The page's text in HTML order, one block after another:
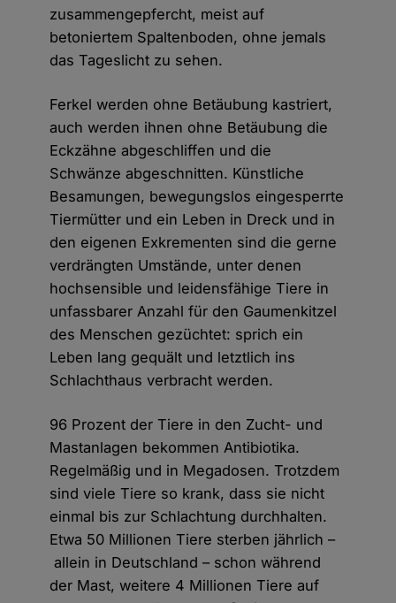
zusammengepfercht, meist auf
betoniertem Spaltenboden, ohne jemals
das Tageslicht zu sehen.
Ferkel werden ohne Betäubung kastriert,
auch werden ihnen ohne Betäubung die
Eckzähne abgeschliffen und die
Schwänze abgeschnitten. Künstliche
Besamungen, bewegungslos eingesperrte
Tiermütter und ein Leben in Dreck und in
den eigenen Exkrementen sind die gerne
verdrängten Umstände, unter denen
hochsensible und leidensfähige Tiere in
unfassbarer Anzahl für den Gaumenkitzel
des Menschen gezüchtet: sprich ein
Leben lang gequält und letztlich ins
Schlachthaus verbracht werden.
96 Prozent der Tiere in den Zucht- und
Mastanlagen bekommen Antibiotika.
Regelmäßig und in Megadosen. Trotzdem
sind viele Tiere so krank, dass sie nicht
einmal bis zur Schlachtung durchhalten.
Etwa 50 Millionen Tiere sterben jährlich –
allein in Deutschland – schon während
der Mast, weitere 4 Millionen Tiere auf